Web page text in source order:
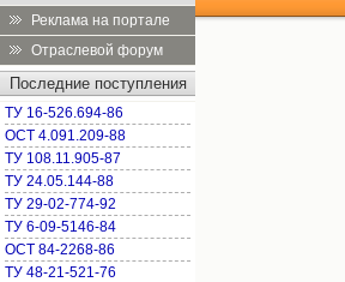
Реклама на портале
Отраслевой форум
Последние поступления
ТУ 16-526.694-86
ОСТ 4.091.209-88
ТУ 108.11.905-87
ТУ 24.05.144-88
ТУ 29-02-774-92
ТУ 6-09-5146-84
ОСТ 84-2268-86
ТУ 48-21-521-76